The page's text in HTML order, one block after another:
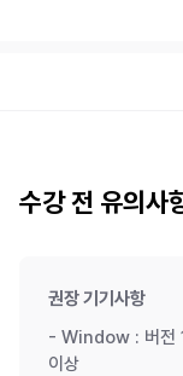
수강 전 유의사
권장 기기사항
- Window : 버전
이상